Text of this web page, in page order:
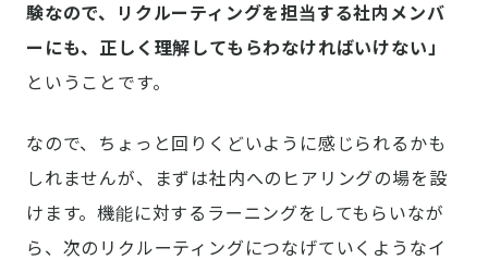
験なので、リクルーティングを担当する社内メンバ
ーにも、正しく理解してもらわなければいけない」
ということです。
なので、ちょっと回りくどいように感じられるかも
しれませんが、まずは社内へのヒアリングの場を設
けます。機能に対するラーニングをしてもらいなが
ら、次のリクルーティングにつなげていくようなイ